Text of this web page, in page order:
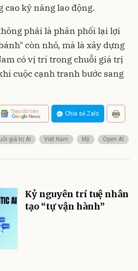
kỹ năng lao động.
phải là phân phối lại lợi
còn nhỏ, mà là xây dựng
có vị trí trong chuỗi giá trị
cuộc cạnh tranh bước sang
Theo dõi trên Chia sẻ Zalo
giá trị AI Việt Nam Mỹ Open AI
Kỷ nguyên trí tuệ nhân
tạo “tự vận hành”